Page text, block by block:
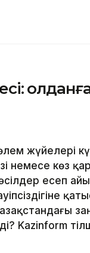
жүйелері
немесе көз
есеп
Kazinform